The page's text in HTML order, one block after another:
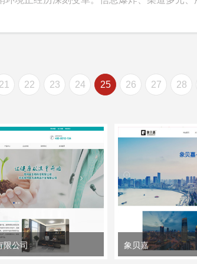
22 23 24 25 26 27 28
限公司 象贝嘉